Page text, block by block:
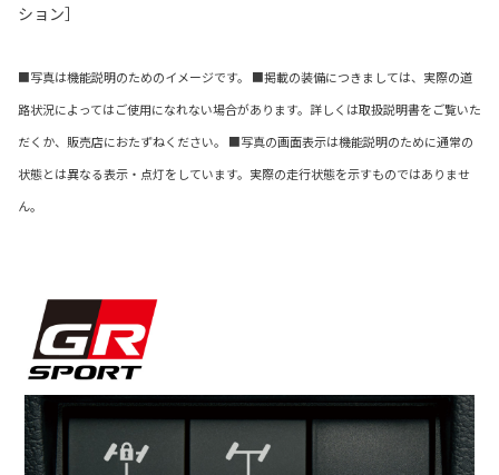
ション］
■写真は機能説明のためのイメージです。 ■掲載の装備につきましては、実際の道
路状況によってはご使用になれない場合があります。詳しくは取扱説明書をご覧いた
だくか、販売店におたずねください。 ■写真の画面表示は機能説明のために通常の
状態とは異なる表示・点灯をしています。実際の走行状態を示すものではありませ
ん。